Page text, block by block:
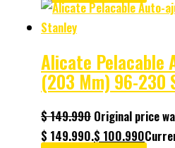
Alicate Pelacable
(203 Mm) 96-230
$149.990 Original price
$ 149.990.$ 100.990